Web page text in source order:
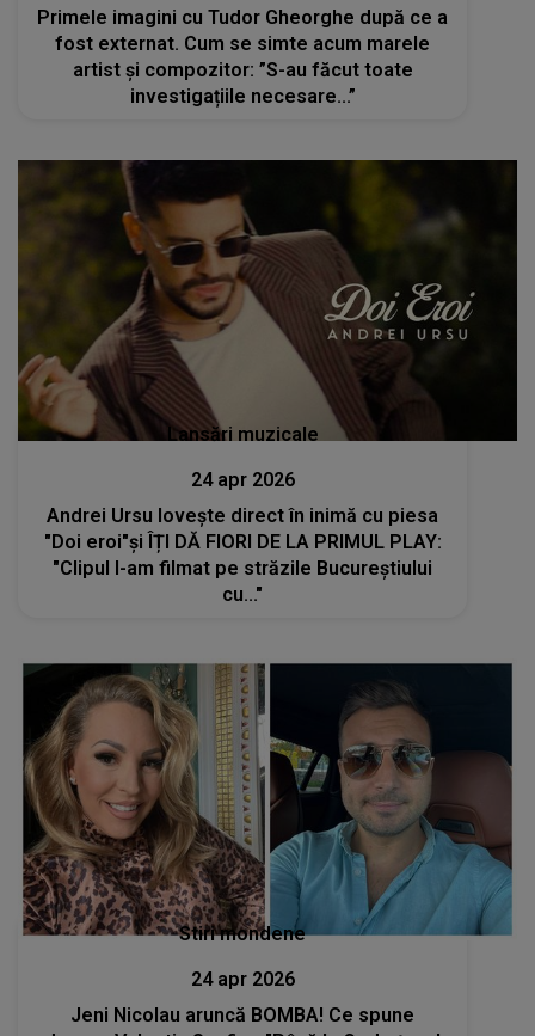
Primele imagini cu Tudor Gheorghe după ce a
fost externat. Cum se simte acum marele
artist și compozitor: ”S-au făcut toate
investigațiile necesare...”
Lansări muzicale
24 apr 2026
Andrei Ursu lovește direct în inimă cu piesa
"Doi eroi"și ÎȚI DĂ FIORI DE LA PRIMUL PLAY:
"Clipul l-am filmat pe străzile Bucureștiului
cu..."
Stiri mondene
24 apr 2026
Jeni Nicolau aruncă BOMBA! Ce spune